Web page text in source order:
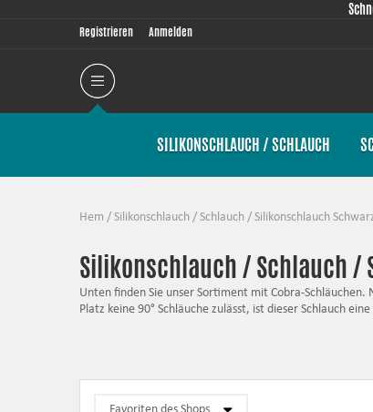
Registrieren Anmelden
SILIKONSCHLAUCH / SCHLAUCH
Hem / Silikonschlauch / Schlauch / Silikonschlauch
Silikonschlauch / Schlauch /
Unten finden Sie unser Sortiment mit Cobra-Schläuchen.
Platz keine 90° Schläuche zulässt, ist dieser Schlauch